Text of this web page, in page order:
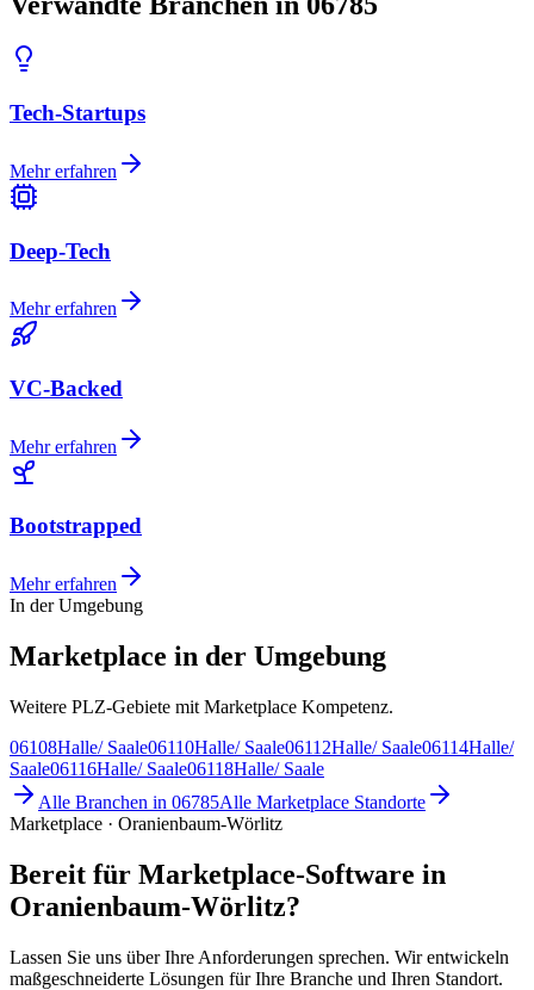
Tech-Startups
Mehr erfahren
Deep-Tech
Mehr erfahren
VC-Backed
Mehr erfahren
Bootstrapped
Mehr erfahren
In der Umgebung
Marketplace in der Umgebung
Weitere PLZ-Gebiete mit Marketplace Kompetenz.
06108Halle/ Saale06110Halle/ Saale06112Halle/ Saale06114Halle/
Saale06116Halle/ Saale06118Halle/ Saale
Alle Branchen in 06785Alle Marketplace Standorte
Marketplace · Oranienbaum-Wörlitz
Bereit für Marketplace-Software in
Oranienbaum-Wörlitz?
Lassen Sie uns über Ihre Anforderungen sprechen. Wir entwickeln
maßgeschneiderte Lösungen für Ihre Branche und Ihren Standort.